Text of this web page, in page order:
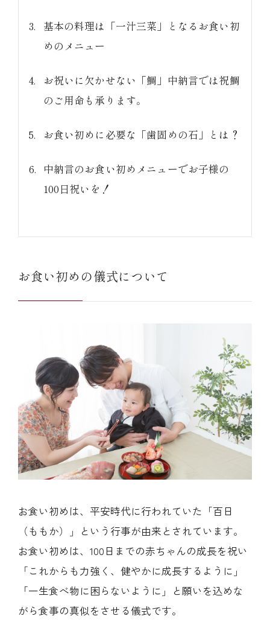
(中納言/鉄板焼ひかり)
基本の料理は「一汁三菜」となるお食い初
めのメニュー
お祝いに欠かせない「鯛」中納言では祝鯛
のご用命も承ります。
お食い初めに必要な「歯固めの石」とは？
中納言のお食い初めメニューでお子様の
100日祝いを！
お食い初めの儀式について
お食い初めは、平安時代に行われていた「百日
（ももか）」という行事が由来とされています。
お食い初めは、100日までの赤ちゃんの成長を祝い
「これからも力強く、健やかに成長するように」
「一生食べ物に困らないように」と願いを込めな
がら食事の真似をさせる儀式です。